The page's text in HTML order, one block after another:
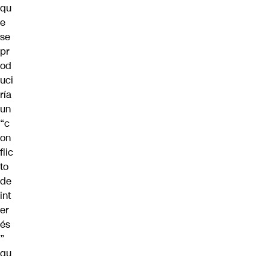
qu
e
se
pr
od
uci
ría
un
“c
on
flic
to
de
int
er
és
”
qu